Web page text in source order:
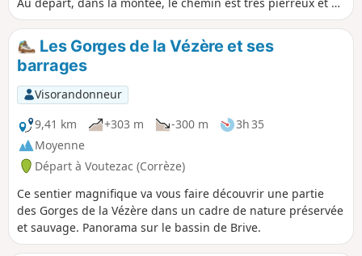
forte pente. Il faut être bien chaussé. Randonnée
déconseillée en cas de pluie soutenue.
Les Gorges de la Vézère et ses
barrages
Visorandonneur
9,41 km
+303 m -300 m
3h 35
Moyenne
Départ à Voutezac (Corrèze)
Ce sentier magnifique va vous faire découvrir une partie
des Gorges de la Vézère dans un cadre de nature préservée
et sauvage. Panorama sur le bassin de Brive.